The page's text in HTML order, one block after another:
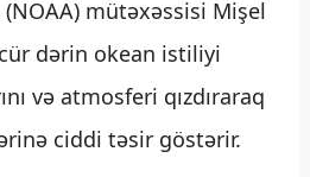
mütəxəssisi Mişel
dərin okean istiliyi
və atmosferi qızdıraraq
ciddi təsir göstərir.